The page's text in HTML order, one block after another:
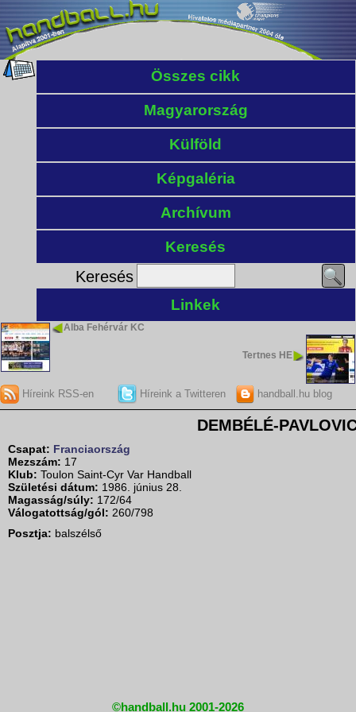
Összes cikk
Magyarország
Külföld
Képgaléria
Archívum
Keresés
Keresés
Linkek
Alba Fehérvár KC
Tertnes HE
Híreink RSS-en Híreink a Twitteren handball.hu blog
DEMBÉLÉ-
Csapat: Franciaország
Mezszám: 17
Klub: Toulon Saint-Cyr Var Handball
Születési dátum: 1986. június 28.
Magasság/súly: 172/64
Válogatottság/gól: 260/798
Posztja: balszélső
©handball.hu 2001-2026